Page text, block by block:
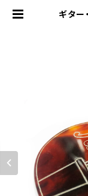
ギタ